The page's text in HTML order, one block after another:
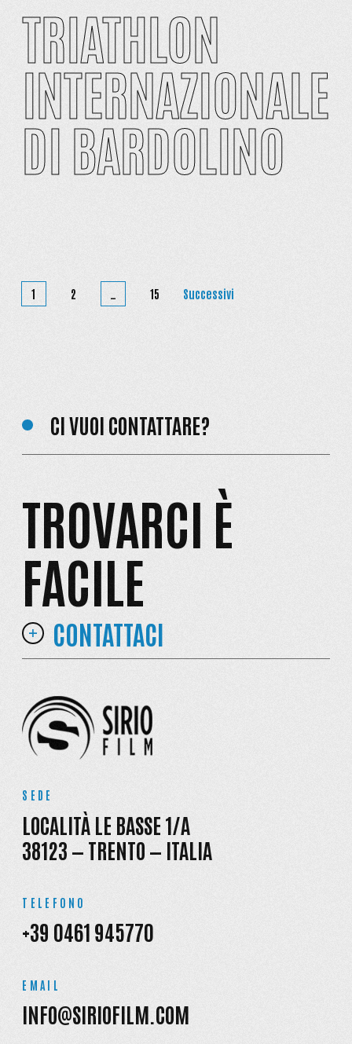
TRIATHLON
INTERNAZIONALE
DI BARDOLINO
DEGLI
ARTICOLI
1 2 15 Successivi
CI VUOI CONTATTARE?
TROVARCI È
FACILE
CONTATTACI
SEDE
LOCALITÀ LE BASSE 1/A
38123 — TRENTO — ITALIA
TELEFONO
+39 0461 945770
EMAIL
INFO@SIRIOFILM.COM